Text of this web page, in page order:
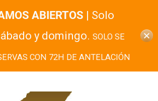
ABIERTOS | Solo
y domingo. SOLO SE
CON 72H DE ANTELACIÓN